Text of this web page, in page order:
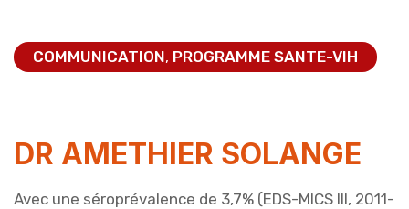
COMMUNICATION, PROGRAMME SANTE-VIH
DR AMETHIER SOLANGE
Avec une séroprévalence de 3,7% (EDS-MICS III, 2011-